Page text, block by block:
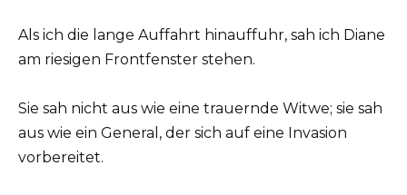
Als ich die lange Auffahrt hinauffuhr, sah ich Diane
am riesigen Frontfenster stehen.
Sie sah nicht aus wie eine trauernde Witwe; sie sah
aus wie ein General, der sich auf eine Invasion
vorbereitet.